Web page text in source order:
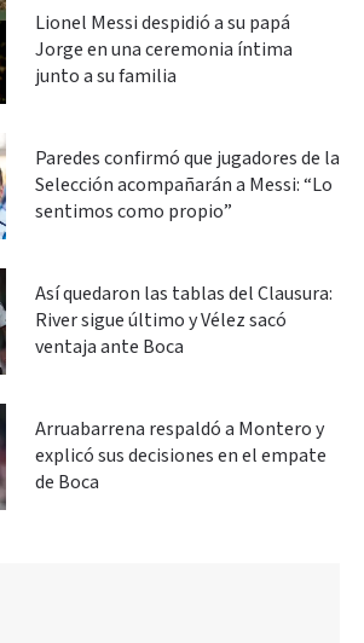
Lionel Messi despidió a su papá
Jorge en una ceremonia íntima
junto a su familia
Paredes confirmó que jugadores de la
Selección acompañarán a Messi: “Lo
sentimos como propio”
Así quedaron las tablas del Clausura:
River sigue último y Vélez sacó
ventaja ante Boca
Arruabarrena respaldó a Montero y
explicó sus decisiones en el empate
de Boca